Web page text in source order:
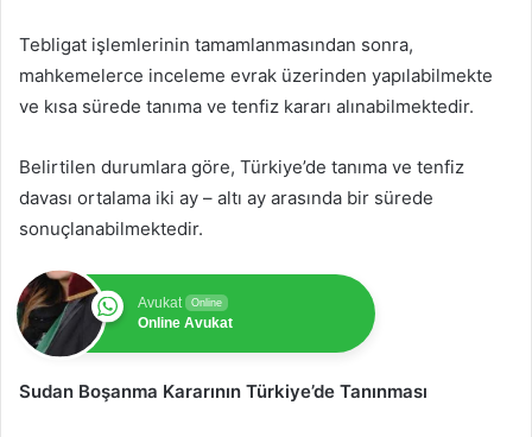
Tebligat işlemlerinin tamamlanmasından sonra,
mahkemelerce inceleme evrak üzerinden yapılabilmekte
ve kısa sürede tanıma ve tenfiz kararı alınabilmektedir.
Belirtilen durumlara göre, Türkiye’de tanıma ve tenfiz
davası ortalama iki ay – altı ay arasında bir sürede
sonuçlanabilmektedir.
Avukat Online
Online Avukat
Sudan Boşanma Kararının Türkiye’de Tanınması